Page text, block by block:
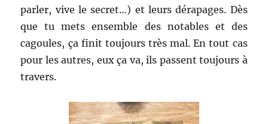
parler, vive le secret…) et leurs dérapages. Dès
que tu mets ensemble des notables et des
cagoules, ça finit toujours très mal. En tout cas
pour les autres, eux ça va, ils passent toujours à
travers.